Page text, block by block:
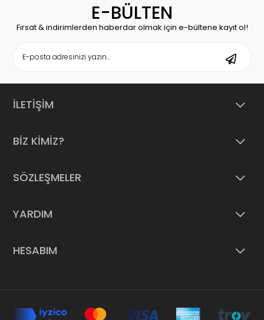
E-BÜLTEN
Fırsat & indirimlerden haberdar olmak için e-bültene kayıt ol!
İLETİŞİM
BİZ KİMİZ?
SÖZLEŞMELER
YARDIM
HESABIM